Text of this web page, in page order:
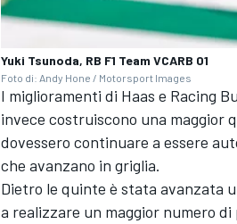
RALLY
Yuki Tsunoda, RB F1 Team VCARB 01
Foto di: Andy Hone / Motorsport Images
I miglioramenti di Haas e Racing
invece costruiscono una maggior
dovessero continuare a essere
che avanzano in griglia.
Dietro le quinte è stata avanzata
a realizzare un maggior numero